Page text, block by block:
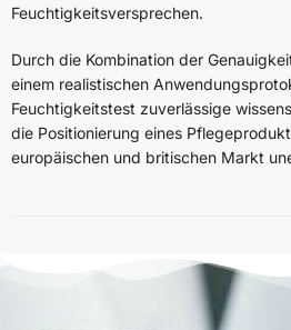
Feuchtigkeitsversprechen.
Durch die Kombination der
einem realistischen
Feuchtigkeitstest zuverlässige
die Positionierung eines
europäischen und britischen Markt